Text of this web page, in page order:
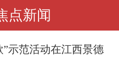
点新闻
”示范活动在江西景德